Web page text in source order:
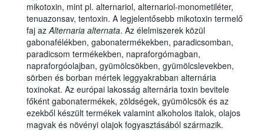
mikotoxin, mint pl. alternariol, alternariol-monometiléter,
tenuazonsav, tentoxin. A legjelentősebb mikotoxin termelő
faj az Alternaria alternata. Az élelmiszerek közül
gabonafélékben, gabonatermékekben, paradicsomban,
paradicsom termékekben, napraforgómagban,
napraforgóolajban, gyümölcsökben, gyümölcslevekben,
sörben és borban mértek leggyakrabban alternária
toxinokat. Az európai lakosság alternária toxin bevitele
főként gabonatermékek, zöldségek, gyümölcsök és az
ezekből készült termékek valamint alkoholos italok, olajos
magvak és növényi olajok fogyasztásából származik.